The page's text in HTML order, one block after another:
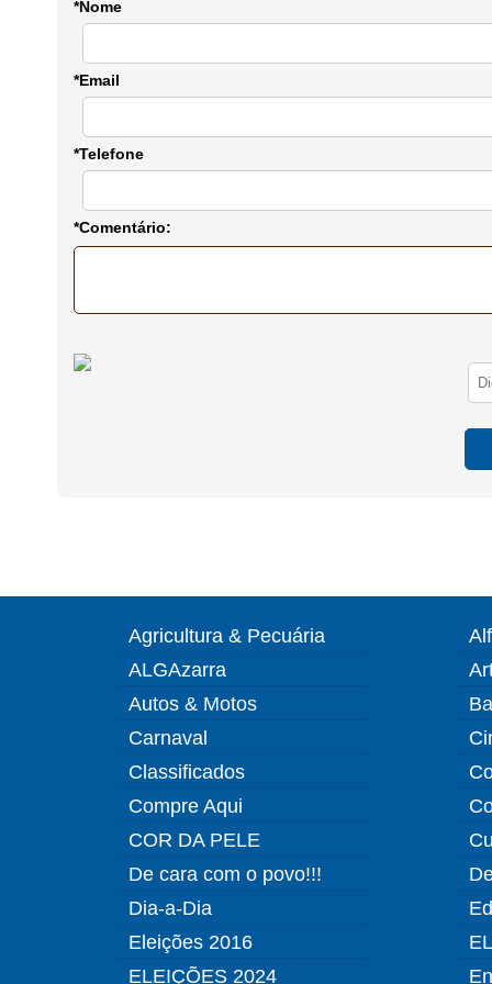
*Nome
*Email
*Telefone
*Comentário:
Agricultura & Pecuária
ALGAzarra
Autos & Motos
Carnaval
Classificados
Compre Aqui
COR DA PELE
De cara com o povo!!!
Dia-a-Dia
Eleições 2016
ELEIÇÕES 2024